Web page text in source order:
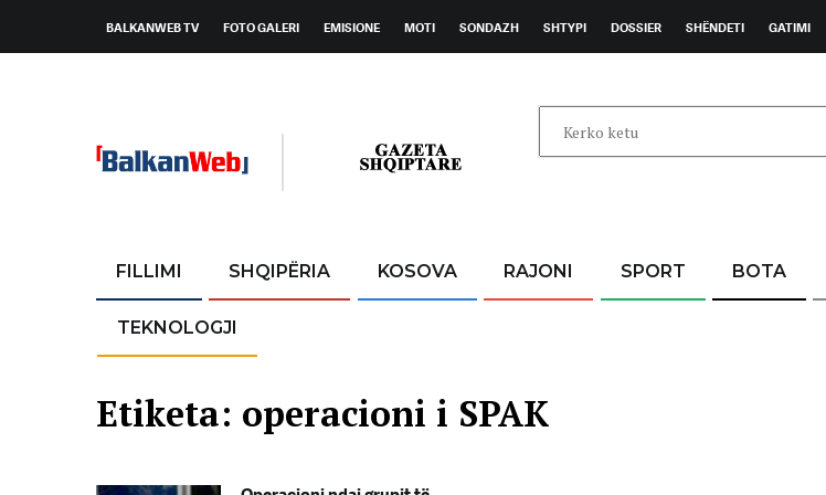
BALKANWEB TV FOTO GALERI EMISIONE MOTI SONDAZH SHTYPI DOSSIER SHËNDETI GATIMI
FILLIMI SHQIPËRIA KOSOVA RAJONI SPORT BOTA
TEKNOLOGJI
Etiketa: operacioni i SPAK